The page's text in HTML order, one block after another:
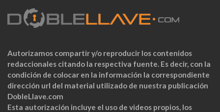
Autorizamos compartir y/o reproducir los contenidos
redaccionales citando la respectiva fuente. Es decir, con la
condición de colocar en la información la correspondiente
dirección url del material utilizado de nuestra publicación
DobleLlave.com
Esta autorización incluye el uso de videos propios, los